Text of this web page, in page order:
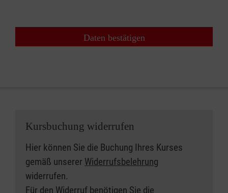
Daten bestätigen
Kursbuchung widerrufen
Hier können Sie die Buchung Ihres Kurses
gemäß unserer Widerrufsbelehrung
widerrufen.
Für den Widerruf benötigen Sie die